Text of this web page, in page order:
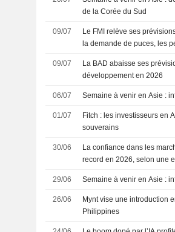
de la Corée du Sud
09/07
Le FMI relève ses
la demande de puces, les
09/07
La BAD abaisse ses
développement en 2026
06/07 Semaine à venir en Asie :
01/07
Fitch : les investisseurs en
souverains
30/06
La confiance dans les
record en 2026, selon une
29/06 Semaine à venir en Asie :
26/06
Mynt vise une introduction
Philippines